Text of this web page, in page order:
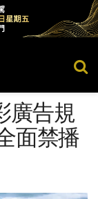
廣告規
面禁播